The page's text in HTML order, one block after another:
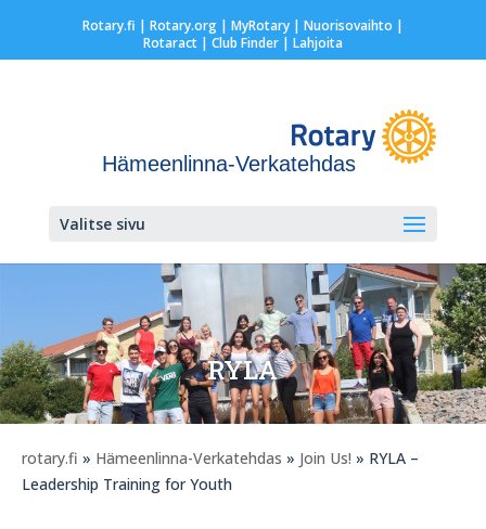
Rotary.fi | Rotary.org| MyRotary | Nuorisovaihto |
Rotaract| Club Finder| Lahjoita
Hämeenlinna-Verkatehdas
Valitse sivu
RYLA
rotary.fi » Hämeenlinna-Verkatehdas » Join Us! » RYLA –
Leadership Training for Youth